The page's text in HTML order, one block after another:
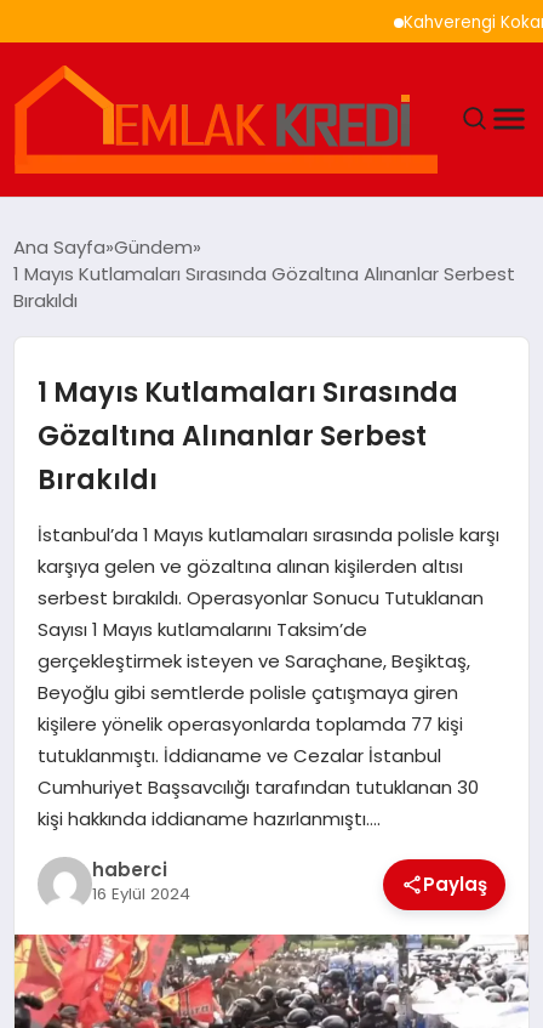
Kahverengi Kokarca
EKONOMI
MAGAZIN
SAĞLIK
SIYASET
SPOR
TEKNOLOJI
YAŞAM
Ana Sayfa Gündem
1 Mayıs Kutlamaları Sırasında Gözaltına Alınanlar Serbest
Bırakıldı
1 Mayıs Kutlamaları Sırasında
Gözaltına Alınanlar Serbest
Bırakıldı
İstanbul’da 1 Mayıs kutlamaları sırasında polisle karşı
karşıya gelen ve gözaltına alınan kişilerden altısı
serbest bırakıldı. Operasyonlar Sonucu Tutuklanan
Sayısı 1 Mayıs kutlamalarını Taksim’de
gerçekleştirmek isteyen ve Saraçhane, Beşiktaş,
Beyoğlu gibi semtlerde polisle çatışmaya giren
kişilere yönelik operasyonlarda toplamda 77 kişi
tutuklanmıştı. İddianame ve Cezalar İstanbul
Cumhuriyet Başsavcılığı tarafından tutuklanan 30
kişi hakkında iddianame hazırlanmıştı….
haberci
16 Eylül 2024 Paylaş